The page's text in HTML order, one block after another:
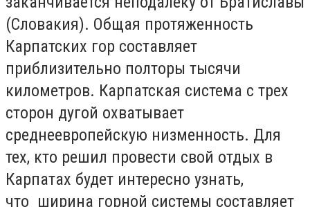
(Словакия). Общая протяженность
Карпатских гор составляет
приблизительно полторы тысячи
километров. Карпатская система с трех
сторон дугой охватывает
среднеевропейскую низменность. Для
тех, кто решил провести свой отдых в
Карпатах будет интересно узнать,
что ширина горной системы составляет